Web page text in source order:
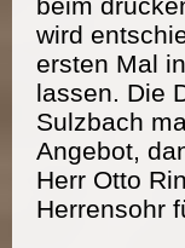
beim
wird
ersten Mal
lassen. Die
Sulzbach
Angebot,
Herr Otto
Herrensohr